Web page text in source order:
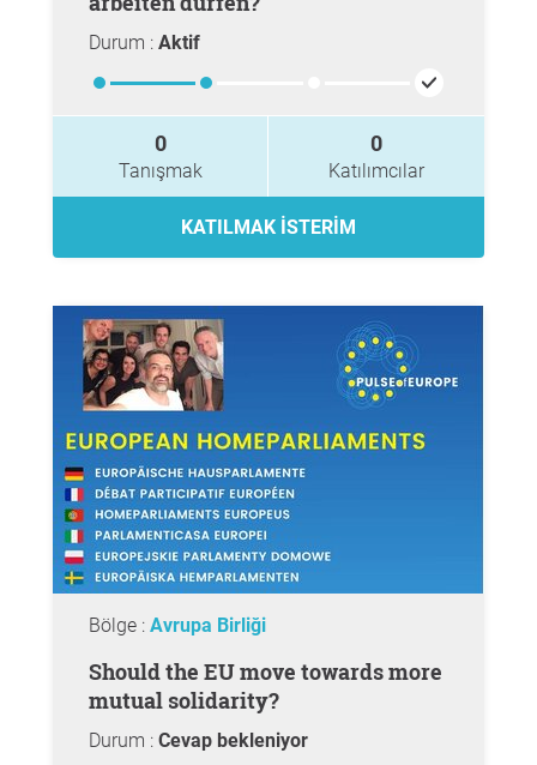
Durum : Aktif
0
Tanışmak
0
Katılımcılar
KATILMAK ISTERIM
Bölge : Avrupa Birliği
Should the EU move towards more
mutual solidarity?
Durum : Cevap bekleniyor